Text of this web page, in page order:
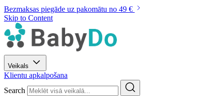
Bezmaksas piegāde uz pakomātu no 49 €
Skip to Content
Veikals
Klientu apkalpošana
Search